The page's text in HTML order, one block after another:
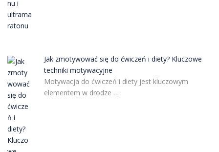
Jak zmotywować się do ćwiczeń i diety? Kluczowe
techniki motywacyjne
Motywacja do ćwiczeń i diety jest kluczowym
elementem w drodze …